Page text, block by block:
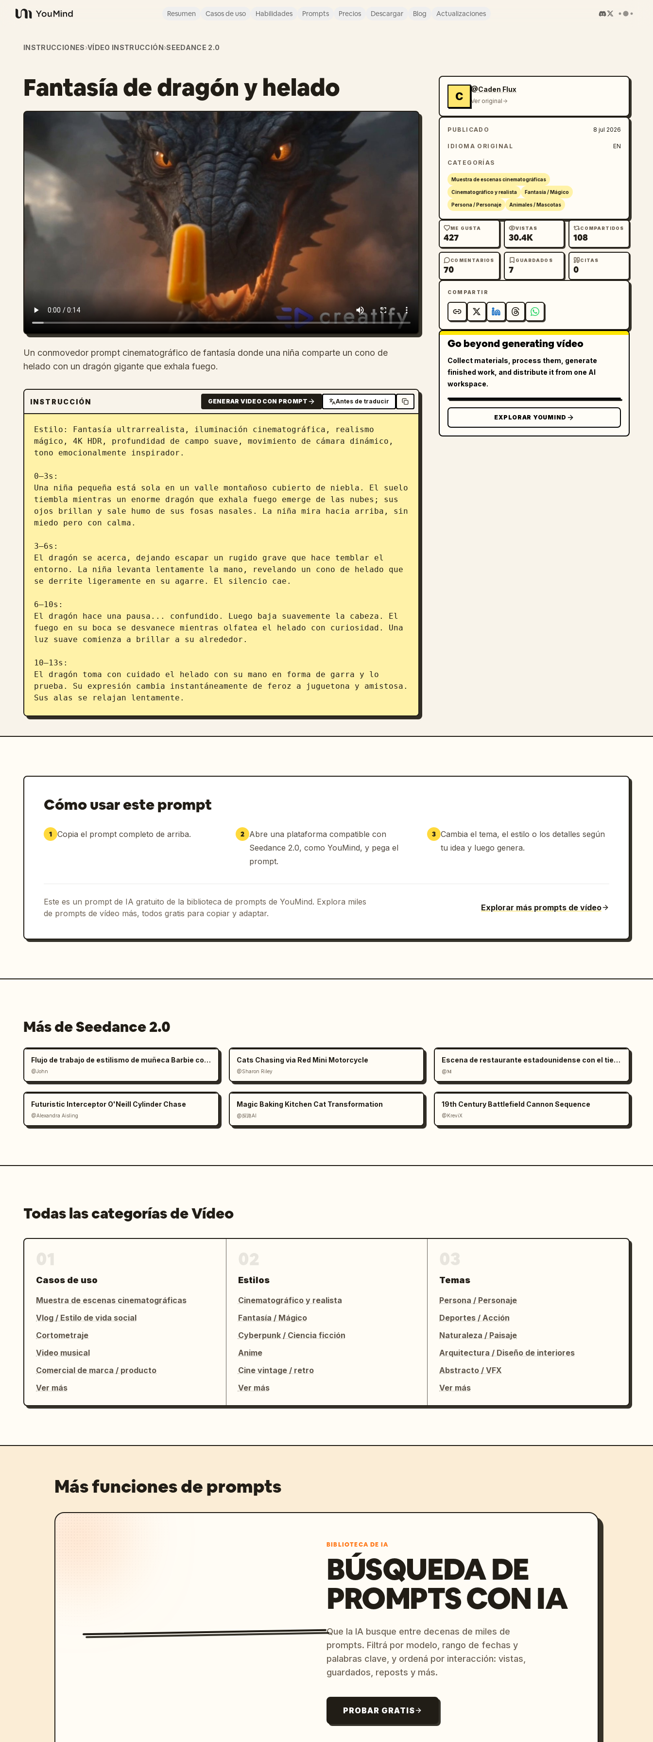
YouMind
Resumen Casos de uso Habilidades Prompts Precios Descargar Blog Actualizaciones
INSTRUCCIONES›VÍDEO INSTRUCCIÓN›SEEDANCE 2.0
Fantasía de dragón y helado
Un conmovedor prompt cinematográfico de fantasía donde una niña comparte un cono de
helado con un dragón gigante que exhala fuego.
INSTRUCCIÓN GENERAR VIDEO CON PROMPT Antes de traducir
Estilo: Fantasía ultrarrealista, iluminación cinematográfica, realismo
mágico, 4K HDR, profundidad de campo suave, movimiento de cámara dinámico,
tono emocionalmente inspirador.
0–3s:
Una niña pequeña está sola en un valle montañoso cubierto de niebla. El suelo
tiembla mientras un enorme dragón que exhala fuego emerge de las nubes; sus
ojos brillan y sale humo de sus fosas nasales. La niña mira hacia arriba, sin
miedo pero con calma.
3–6s:
El dragón se acerca, dejando escapar un rugido grave que hace temblar el
entorno. La niña levanta lentamente la mano, revelando un cono de helado que
se derrite ligeramente en su agarre. El silencio cae.
6–10s:
El dragón hace una pausa... confundido. Luego baja suavemente la cabeza. El
fuego en su boca se desvanece mientras olfatea el helado con curiosidad. Una
luz suave comienza a brillar a su alrededor.
10–13s:
El dragón toma con cuidado el helado con su mano en forma de garra y lo
prueba. Su expresión cambia instantáneamente de feroz a juguetona y amistosa.
Sus alas se relajan lentamente.
13–15s:
C
@Caden Flux
Ver original
PUBLICADO 8 jul 2026
IDIOMA ORIGINAL EN
CATEGORÍAS
Muestra de escenas cinematográficas
Cinematográfico y realista Fantasía / Mágico
Persona / Personaje Animales / Mascotas
ME GUSTA
427
VISTAS
30.4K
COMPARTIDOS
108
COMENTARIOS
70
GUARDADOS
7
CITAS
0
COMPARTIR
Go beyond generating vídeo
Collect materials, process them, generate
finished work, and distribute it from one AI
workspace.
EXPLORAR YOUMIND
Cómo usar este prompt
1 Copia el prompt completo de arriba. 2 Abre una plataforma compatible con
Seedance 2.0, como YouMind, y pega el
prompt.
3 Cambia el tema, el estilo o los detalles según
tu idea y luego genera.
Este es un prompt de IA gratuito de la biblioteca de prompts de YouMind. Explora miles
de prompts de vídeo más, todos gratis para copiar y adaptar.
Explorar más prompts de vídeo
Más de Seedance 2.0
Flujo de trabajo de estilismo de muñeca Barbie con manos gigantes
@John
Cats Chasing via Red Mini Motorcycle
@Sharon Riley
Escena de restaurante estadounidense con el tiempo congelado
@𝐌
Futuristic Interceptor O'Neill Cylinder Chase
@Alexandra Aisling
Magic Baking Kitchen Cat Transformation
@探路AI
19th Century Battlefield Cannon Sequence
@KreviX
Todas las categorías de Vídeo
Casos de uso
Muestra de escenas cinematográficas
Vlog / Estilo de vida social
Cortometraje
Video musical
Comercial de marca / producto
Ver más
Estilos
Cinematográfico y realista
Fantasía / Mágico
Cyberpunk / Ciencia ficción
Anime
Cine vintage / retro
Ver más
Temas
Persona / Personaje
Deportes / Acción
Naturaleza / Paisaje
Arquitectura / Diseño de interiores
Abstracto / VFX
Ver más
Más funciones de prompts
BIBLIOTECA DE IA
BÚSQUEDA DE
PROMPTS CON IA
Que la IA busque entre decenas de miles de
prompts. Filtrá por modelo, rango de fechas y
palabras clave, y ordená por interacción: vistas,
guardados, reposts y más.
PROBAR GRATIS